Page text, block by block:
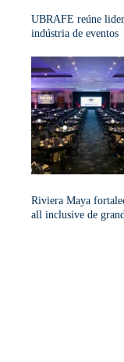
UBRAFE reúne
indústria de eventos
Riviera Maya
all inclusive de